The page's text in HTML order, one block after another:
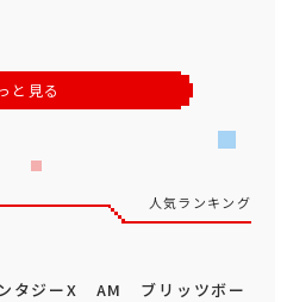
と見る
人気ランキング
タジーX AM ブリッツボー